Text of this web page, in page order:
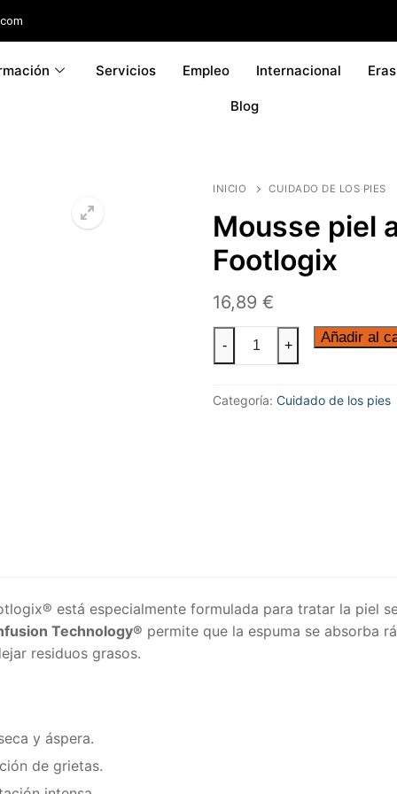
Servicios Empleo Internacional
Blog
INICIO CUIDADO DE LOS PIES
Mousse piel
Footlogix
16,89 €
- + Añadir al
Categoría: Cuidado de los pies
está especialmente formulada para tratar la piel
Technology® permite que la espuma se absorba
residuos grasos.
y áspera.
de grietas.